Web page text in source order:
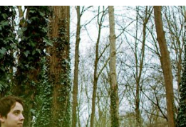
ENGLISH